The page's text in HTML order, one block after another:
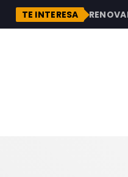
TE INTERESA
DESCUBRE LA